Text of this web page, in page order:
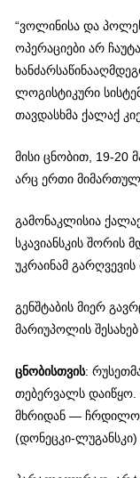
“ვოლინისა და
ოპერაციები არ
ლოგისტიკური
თავდასხმა ქალაქ
მისი ცნობით, 19-20
არც ერთი
გამონაკლისია
სკავიანსკის შორის
უკრაინამ
გენშტაბის მიერ
მარიუპოლის
ცნობისთვის:
თებერვალს დაიწყო.
მხრიდან —
(დონეცკი-ლუგანსკი)